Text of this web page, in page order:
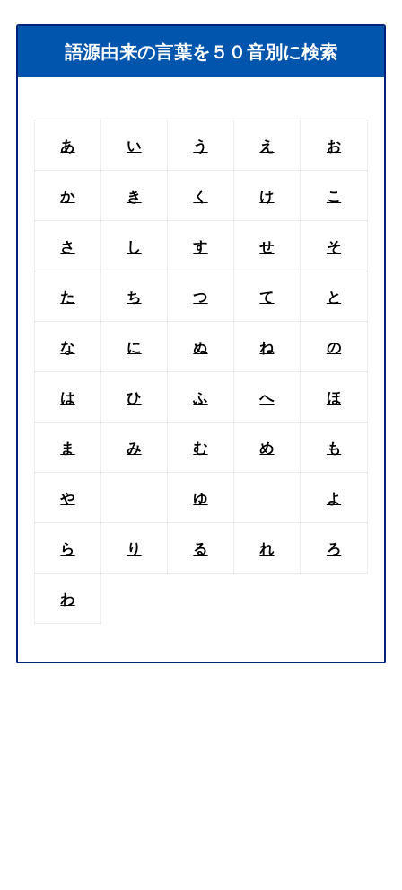
語源由来の言葉を５０音別に検索
あ い う え お
か き く け こ
さ し す せ そ
た ち つ て と
な に ぬ ね の
は ひ ふ へ ほ
ま み む め も
や ゆ よ
ら り る れ ろ
わ